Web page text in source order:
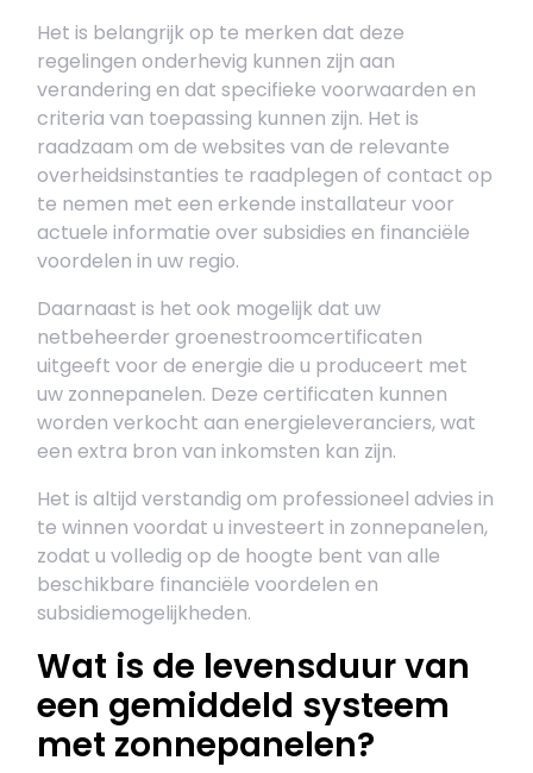
Het is belangrijk op te merken dat deze
regelingen onderhevig kunnen zijn aan
verandering en dat specifieke voorwaarden en
criteria van toepassing kunnen zijn. Het is
raadzaam om de websites van de relevante
overheidsinstanties te raadplegen of contact op
te nemen met een erkende installateur voor
actuele informatie over subsidies en financiële
voordelen in uw regio.
Daarnaast is het ook mogelijk dat uw
netbeheerder groenestroomcertificaten
uitgeeft voor de energie die u produceert met
uw zonnepanelen. Deze certificaten kunnen
worden verkocht aan energieleveranciers, wat
een extra bron van inkomsten kan zijn.
Het is altijd verstandig om professioneel advies in
te winnen voordat u investeert in zonnepanelen,
zodat u volledig op de hoogte bent van alle
beschikbare financiële voordelen en
subsidiemogelijkheden.
Wat is de levensduur van
een gemiddeld systeem
met zonnepanelen?